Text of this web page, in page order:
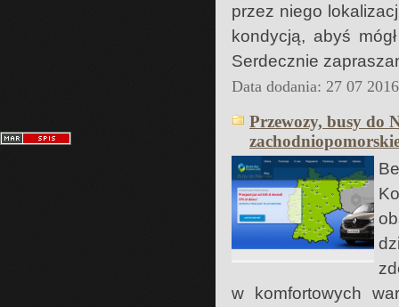
przez niego
kondycją, abyś
Serdecznie
Data dodania: 27 07
Przewozy, busy do
w komfortowych